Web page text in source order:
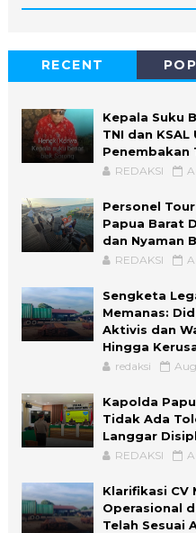
RECENT
Kepala Suku
TNI dan
Penembakan
REDAKSI
Personel
Papua Barat
dan Nyaman
REDAKSI
Sengketa
Memanas:
Aktivis dan
Hingga
redaksi
Kapolda
Tidak Ada
Langgar
REDAKSI
Klarifikasi CV
Operasional
Telah Sesuai